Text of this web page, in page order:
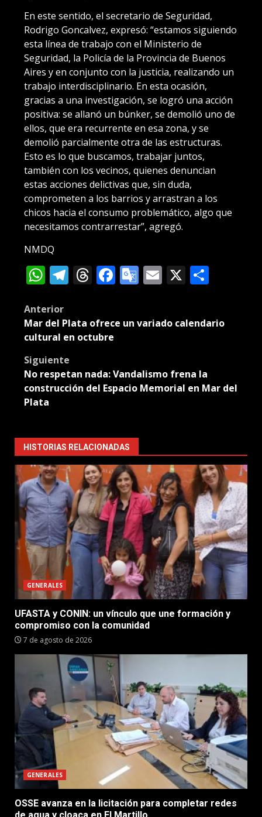
En este sentido, el secretario de Seguridad,
Rodrigo Goncalvez, expresó: “estamos siguiendo
esta línea de trabajo con el Ministerio de
Seguridad, la Policía de la Provincia de Buenos
Aires y en conjunto con la justicia, realizando un
trabajo interdisciplinario. En esta ocasión,
gracias a una investigación, se logró una acción
positiva: se allanó un búnker, se demolió uno de
ellos, que era recurrente en esa zona, y se
demolió parcialmente otra de las estructuras.
Esto es lo que buscamos, trabajar juntos,
también con los vecinos, quienes denuncian
estas acciones delictivas que, sin duda,
comprometen a los barrios y arrastran a los
chicos hacia el consumo problemático, algo que
necesitamos contrarrestar”, agregó.
NMDQ
WhatsApp
Telegram
Threads
Facebook
Google
Email
X
Post
navigation
Anterior
Mar del Plata ofrece un variado calendario
cultural en octubre
Siguiente
No respetan nada: Vandalismo frena la
construcción del Espacio Memorial en Mar del
Plata
HISTORIAS RELACIONADAS
GENERALES
UFASTA y CONIN: un vínculo que une formación y
compromiso con la comunidad
7 de agosto de 2026
GENERALES
OSSE avanza en la licitación para completar redes